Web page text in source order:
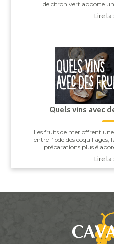
de citron vert apporte
Lire
Quels vins avec
Les fruits de mer offrent
entre l’iode des coquillages,
préparations plus
Lire